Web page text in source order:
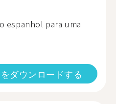
espanhol para uma
ダウンロードする